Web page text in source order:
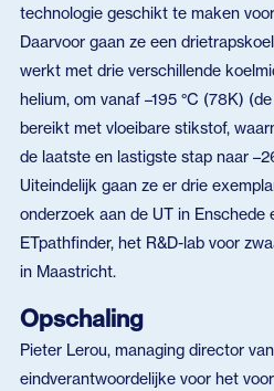
technologie geschikt te maken
Daarvoor gaan ze een
werkt met drie verschillende
helium, om vanaf –195 °C (78K)
bereikt met vloeibare stikstof,
de laatste en lastigste stap naar
Uiteindelijk gaan ze er drie
onderzoek aan de UT in Enschede
ETpathfinder, het R&D-lab voor
in Maastricht.
Opschaling
Pieter Lerou, managing director
eindverantwoordelijke voor het